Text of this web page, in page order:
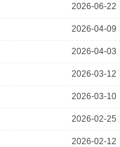
2026-06-22
2026-04-09
2026-04-03
2026-03-12
2026-03-10
2026-02-25
2026-02-12